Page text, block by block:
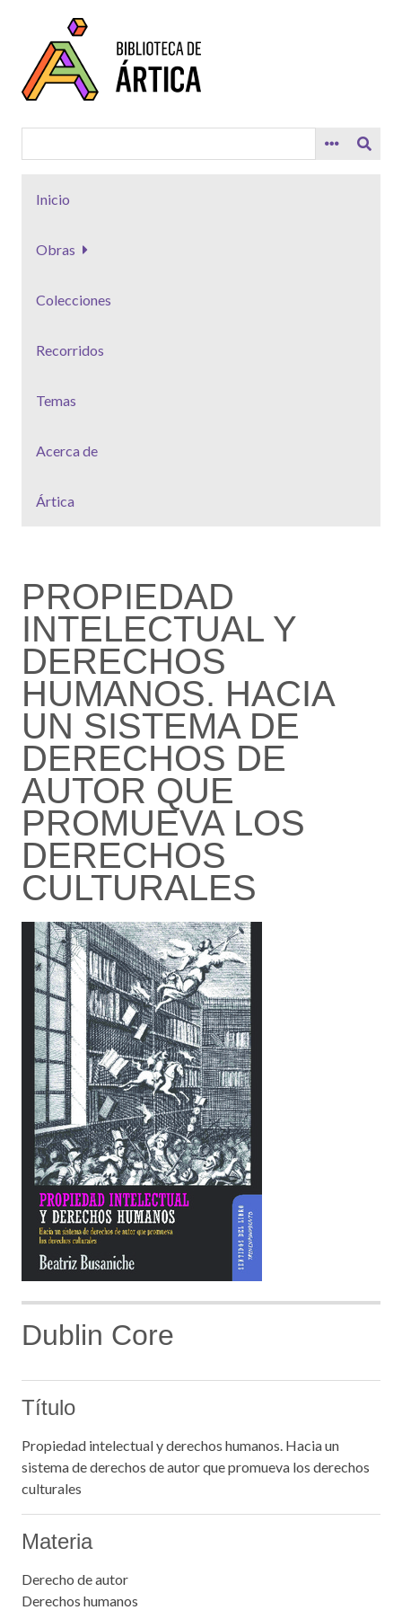
contenido
principal
Inicio
Obras
Colecciones
Recorridos
Temas
Acerca de
Ártica
PROPIEDAD
INTELECTUAL Y
DERECHOS
HUMANOS. HACIA
UN SISTEMA DE
DERECHOS DE
AUTOR QUE
PROMUEVA LOS
DERECHOS
CULTURALES
Dublin Core
Título
Propiedad intelectual y derechos humanos. Hacia un
sistema de derechos de autor que promueva los derechos
culturales
Materia
Derecho de autor
Derechos humanos